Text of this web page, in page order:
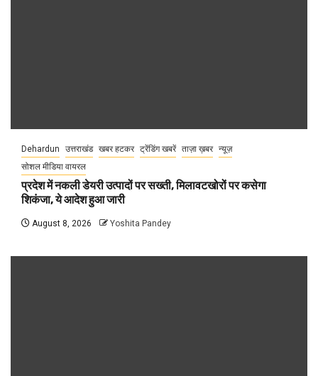
Dehardun उत्तराखंड खबर हटकर ट्रेंडिंग खबरें ताज़ा ख़बर न्यूज़
सोशल मीडिया वायरल
प्रदेश में नकली डेयरी उत्पादों पर सख्ती, मिलावटखोरों पर कसेगा
शिकंजा, ये आदेश हुआ जारी
August 8, 2026 Yoshita Pandey